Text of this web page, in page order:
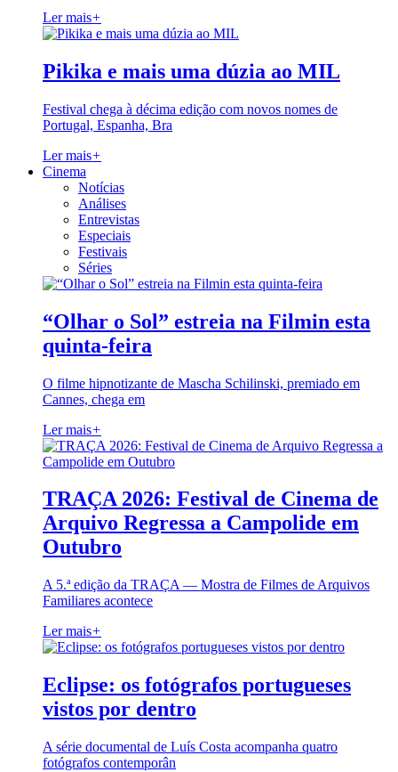
Ler mais+
Pikika e mais uma dúzia ao MIL
Festival chega à décima edição com novos nomes de
Portugal, Espanha, Bra
Ler mais+
Cinema
Notícias
Análises
Entrevistas
Especiais
Festivais
Séries
“Olhar o Sol” estreia na Filmin esta
quinta-feira
O filme hipnotizante de Mascha Schilinski, premiado em
Cannes, chega em
Ler mais+
TRAÇA 2026: Festival de Cinema de
Arquivo Regressa a Campolide em
Outubro
A 5.ª edição da TRAÇA — Mostra de Filmes de Arquivos
Familiares acontece
Ler mais+
Eclipse: os fotógrafos portugueses
vistos por dentro
A série documental de Luís Costa acompanha quatro
fotógrafos contemporân